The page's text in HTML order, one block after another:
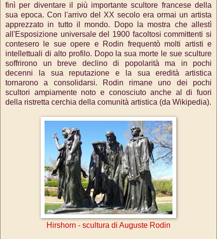
finì per diventare il più importante scultore francese della
sua epoca. Con l'arrivo del XX secolo era ormai un artista
apprezzato in tutto il mondo. Dopo la mostra che allestì
all'Esposizione universale del 1900 facoltosi committenti si
contesero le sue opere e Rodin frequentò molti artisti e
intellettuali di alto profilo. Dopo la sua morte le sue sculture
soffrirono un breve declino di popolarità ma in pochi
decenni la sua reputazione e la sua eredità artistica
tornarono a consolidarsi. Rodin rimane uno dei pochi
scultori ampiamente noto e conosciuto anche al di fuori
della ristretta cerchia della comunità artistica (da Wikipedia).
Hirshorn - scultura di Auguste Rodin